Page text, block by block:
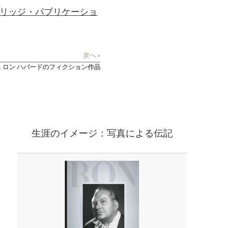
ッジ・パブリケーショ
次へ »
ロン ハバードのフィクション作品
生涯のイメージ：写真による伝記